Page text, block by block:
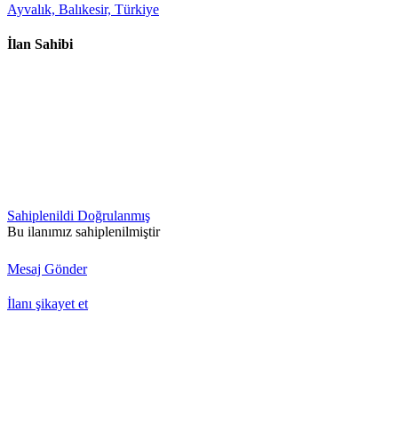
Ayvalık, Balıkesir, Türkiye
İlan Sahibi
Sahiplenildi Doğrulanmış
Bu ilanımız sahiplenilmiştir
Mesaj Gönder
İlanı şikayet et